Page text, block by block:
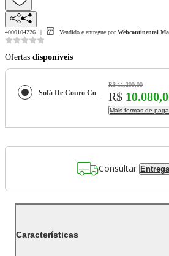
4000104226 Vendido e entregue por Webcontinental
Ofertas disponíveis
Sofá De Couro Com Chaise 3 Lugares Off White 2,54 M Mempra
R$ 11.200,00
R$
Mais formas de
Consultar
Características